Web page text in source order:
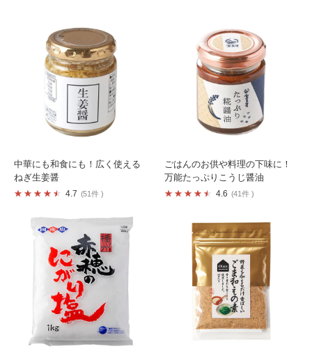
中華にも和食にも！広く使える
ねぎ生姜醤
4.7 51件
ごはんのお供や料理の下味に！
万能たっぷりこうじ醤油
4.6 41件